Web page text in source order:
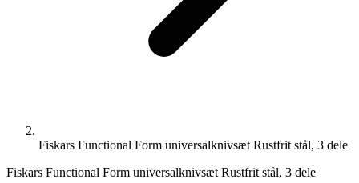
Fiskars Functional Form universalknivsæt Rustfrit stål, 3 dele
Fiskars Functional Form universalknivsæt Rustfrit stål, 3 dele